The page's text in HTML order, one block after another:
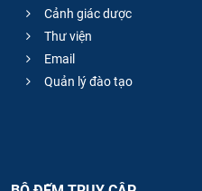
Cảnh giác dược
Thư viện
Email
Quản lý đào tạo